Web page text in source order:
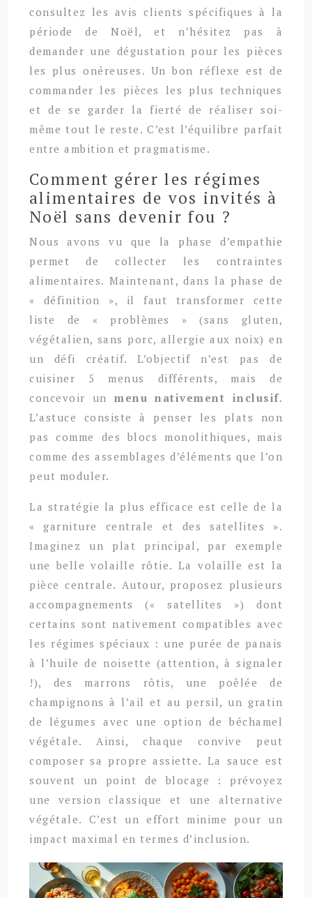
consultez les avis clients spécifiques à la
période de Noël, et n’hésitez pas à
demander une dégustation pour les pièces
les plus onéreuses. Un bon réflexe est de
commander les pièces les plus techniques
et de se garder la fierté de réaliser soi-
même tout le reste. C’est l’équilibre parfait
entre ambition et pragmatisme.
Comment gérer les régimes
alimentaires de vos invités à
Noël sans devenir fou ?
Nous avons vu que la phase d’empathie
permet de collecter les contraintes
alimentaires. Maintenant, dans la phase de
« définition », il faut transformer cette
liste de « problèmes » (sans gluten,
végétalien, sans porc, allergie aux noix) en
un défi créatif. L’objectif n’est pas de
cuisiner 5 menus différents, mais de
concevoir un menu nativement inclusif.
L’astuce consiste à penser les plats non
pas comme des blocs monolithiques, mais
comme des assemblages d’éléments que l’on
peut moduler.
La stratégie la plus efficace est celle de la
« garniture centrale et des satellites ».
Imaginez un plat principal, par exemple
une belle volaille rôtie. La volaille est la
pièce centrale. Autour, proposez plusieurs
accompagnements (« satellites ») dont
certains sont nativement compatibles avec
les régimes spéciaux : une purée de panais
à l’huile de noisette (attention, à signaler
!), des marrons rôtis, une poêlée de
champignons à l’ail et au persil, un gratin
de légumes avec une option de béchamel
végétale. Ainsi, chaque convive peut
composer sa propre assiette. La sauce est
souvent un point de blocage : prévoyez
une version classique et une alternative
végétale. C’est un effort minime pour un
impact maximal en termes d’inclusion.